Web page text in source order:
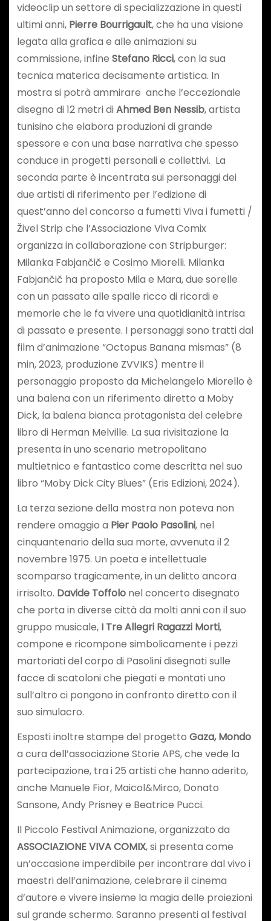
videoclip un settore di specializzazione in questi
ultimi anni, Pierre Bourrigault, che ha una visione
legata alla grafica e alle animazioni su
commissione, infine Stefano Ricci, con la sua
tecnica materica decisamente artistica. In
mostra si potrà ammirare anche l’eccezionale
disegno di 12 metri diAhmed Ben Nessib, artista
tunisino che elabora produzioni di grande
spessore e con una base narrativa che spesso
conduce in progetti personali e collettivi. La
seconda parte è incentrata sui personaggi dei
due artisti di riferimento per l’edizione di
quest’anno del concorso a fumetti Viva i fumetti /
Živel Strip che l’Associazione Viva Comix
organizza in collaborazione con Stripburger:
Milanka Fabjančič e Cosimo Miorelli. Milanka
Fabjančič ha proposto Mila e Mara, due sorelle
con un passato alle spalle ricco di ricordi e
memorie che le fa vivere una quotidianità intrisa
di passato e presente. I personaggi sono tratti dal
film d’animazione “Octopus Banana mismas” (8
min, 2023, produzione ZVVIKS) mentre il
personaggio proposto da Michelangelo Miorello è
una balena con un riferimento diretto a Moby
Dick, la balena bianca protagonista del celebre
libro di Herman Melville. La sua rivisitazione la
presenta in uno scenario metropolitano
multietnico e fantastico come descritta nel suo
libro “Moby Dick City Blues” (Eris Edizioni, 2024).
La terza sezione della mostra non poteva non
rendere omaggio a Pier Paolo Pasolini, nel
cinquantenario della sua morte, avvenuta il 2
novembre 1975. Un poeta e intellettuale
scomparso tragicamente, in un delitto ancora
irrisolto. Davide Toffolonel concerto disegnato
che porta in diverse città da molti anni con il suo
gruppo musicale, I Tre Allegri Ragazzi Morti,
compone e ricompone simbolicamente i pezzi
martoriati del corpo di Pasolini disegnati sulle
facce di scatoloni che piegati e montati uno
sull’altro ci pongono in confronto diretto con il
suo simulacro.
Esposti inoltre stampe del progetto Gaza, Mondo
a cura dell’associazione Storie APS, che vede la
partecipazione, tra i 25 artisti che hanno aderito,
anche Manuele Fior, Maicol&Mirco, Donato
Sansone, Andy Prisney e Beatrice Pucci.
Il Piccolo Festival Animazione, organizzato da
ASSOCIAZIONE VIVA COMIX, si presenta come
un’occasione imperdibile per incontrare dal vivo i
maestri dell’animazione, celebrare il cinema
d’autore e vivere insieme la magia delle proiezioni
sul grande schermo. Saranno presenti al festival